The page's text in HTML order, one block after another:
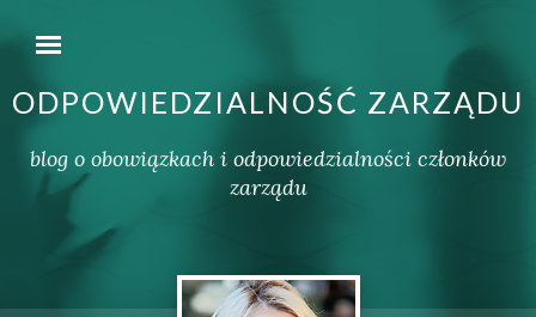
ODPOWIEDZIALNOŚĆ ZARZĄDU
blog o obowiązkach i odpowiedzialności członków
zarządu